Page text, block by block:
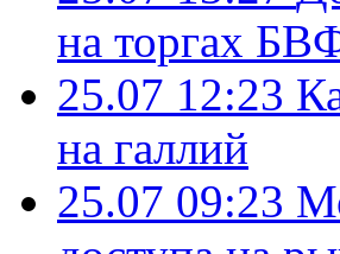
на торгах
25.07 12:23
на галлий
25.07 09:23